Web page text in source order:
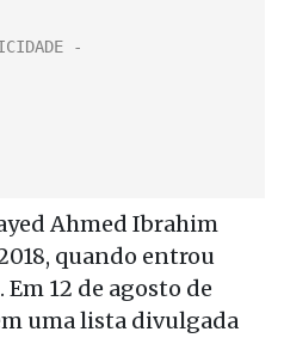
Ahmed Ibrahim
quando entrou
12 de agosto de
uma lista divulgada